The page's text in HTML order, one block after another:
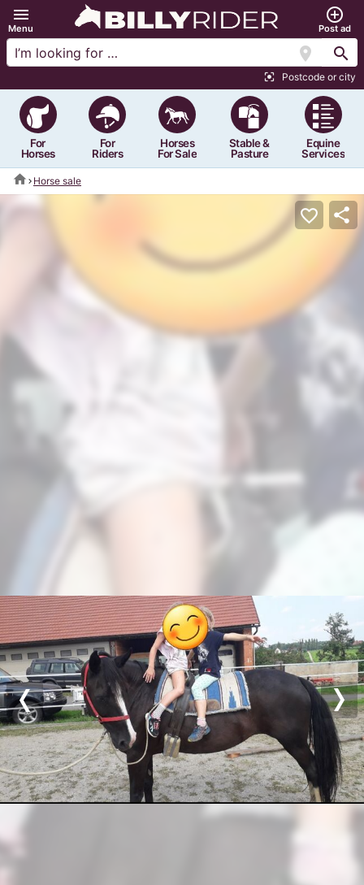
menu
Menu
add_circle_outline
Post ad
location_on search
center_focus_strong Postcode or city
For
Horses
For
Riders
Horses
For Sale
Stable &
Pasture
Equine
Services
home Horse sale
Previous
favorite_border share